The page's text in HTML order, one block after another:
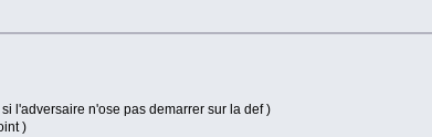
l'adversaire n'ose pas demarrer sur la def )
)